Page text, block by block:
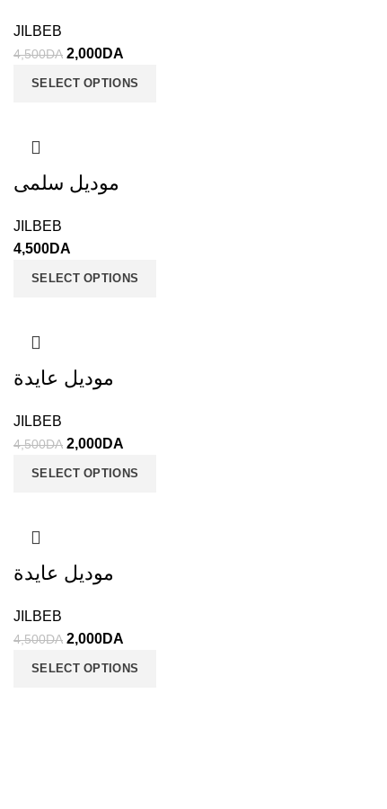
JILBEB
4,500DA 2,000DA
SELECT OPTIONS
موديل سلمى
JILBEB
4,500DA
SELECT OPTIONS
موديل عايدة
JILBEB
4,500DA 2,000DA
SELECT OPTIONS
موديل عايدة
JILBEB
4,500DA 2,000DA
SELECT OPTIONS